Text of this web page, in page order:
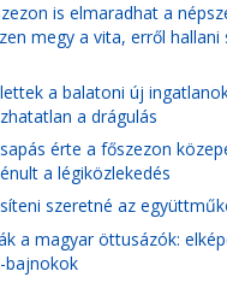
is elmaradhat a
megy a vita, erről hallani
a balatoni új
a drágulás
érte a főszezon
a légiközlekedés
szeretné az
a magyar öttusázók:
bajnokok